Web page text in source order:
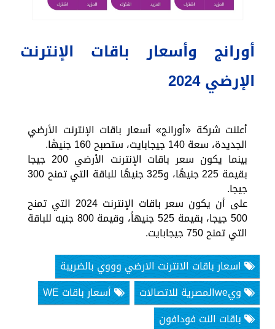
أورانج وأسعار باقات الإنترنت
الإرضي 2024
أعلنت شركة «أورانج» أسعار باقات الإنترنت الأرضي
الجديدة، سعة 140 جيجابايت، ستصبح 160 جنيهًا.
بينما يكون سعر باقات الإنترنت الأرضي 200 جيجا
بقيمة 225 جنيهًا، و325 جنيهًا للباقة التي تمنح 300
جيجا.
على أن يكون سعر باقات الإنترنت 2024 التي تمنح
500 جيجا، بقيمة 525 جنيهاً، وقيمة 800 جنيه للباقة
التي تمنح 750 جيجابايت.
اسعار باقات الانترنت الارضي وووي بالضريبة
ويweالمصرية للاتصالات
أسعار باقات WE
باقات النت فودافون